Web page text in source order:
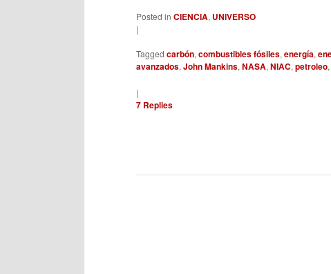
Posted in CIENCIA, UNIVERSO
|
Tagged carbón,combustibles fósiles,energía,
avanzados,John Mankins,NASA,NIAC,petroleo
|
7 Replies